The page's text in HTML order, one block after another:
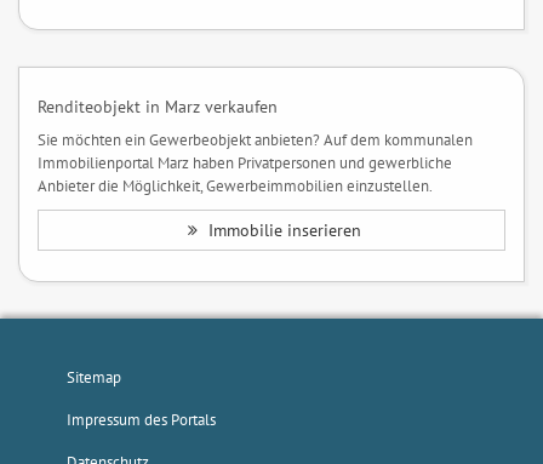
Renditeobjekt in Marz verkaufen
Sie möchten ein Gewerbeobjekt anbieten? Auf dem kommunalen
Immobilienportal Marz haben Privatpersonen und gewerbliche
Anbieter die Möglichkeit, Gewerbeimmobilien einzustellen.
Immobilie inserieren
Sitemap
Impressum des Portals